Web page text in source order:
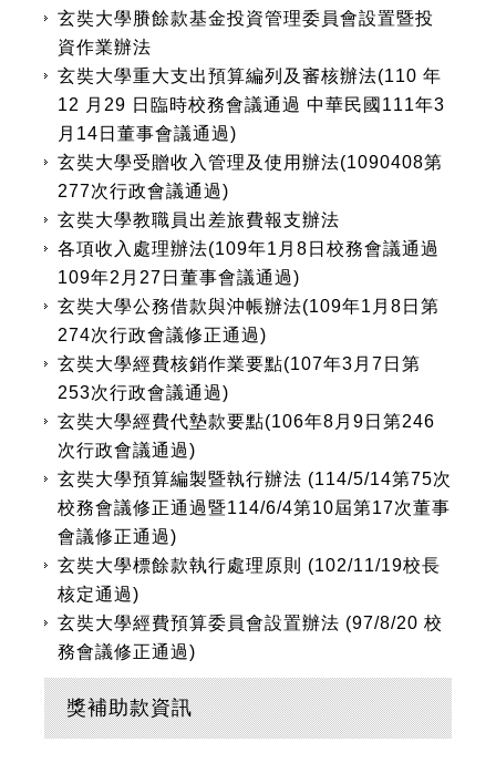
玄奘大學賸餘款基金投資管理委員會設置暨投
資作業辦法
玄奘大學重大支出預算編列及審核辦法(110 年
12 月29 日臨時校務會議通過 中華民國111年3
月14日董事會議通過)
玄奘大學受贈收入管理及使用辦法(1090408第
277次行政會議通過)
玄奘大學教職員出差旅費報支辦法
各項收入處理辦法(109年1月8日校務會議通過
109年2月27日董事會議通過)
玄奘大學公務借款與沖帳辦法(109年1月8日第
274次行政會議修正通過)
玄奘大學經費核銷作業要點(107年3月7日第
253次行政會議通過)
玄奘大學經費代墊款要點(106年8月9日第246
次行政會議通過)
玄奘大學預算編製暨執行辦法 (114/5/14第75次
校務會議修正通過暨114/6/4第10屆第17次董事
會議修正通過)
玄奘大學標餘款執行處理原則 (102/11/19校長
核定通過)
玄奘大學經費預算委員會設置辦法 (97/8/20 校
務會議修正通過)
獎補助款資訊